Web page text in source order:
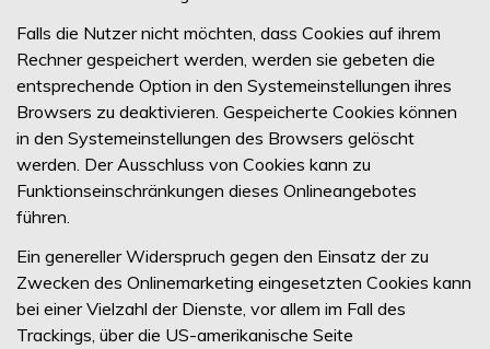
Falls die Nutzer nicht möchten, dass Cookies auf ihrem
Rechner gespeichert werden, werden sie gebeten die
entsprechende Option in den Systemeinstellungen ihres
Browsers zu deaktivieren. Gespeicherte Cookies können
in den Systemeinstellungen des Browsers gelöscht
werden. Der Ausschluss von Cookies kann zu
Funktionseinschränkungen dieses Onlineangebotes
führen.
Ein genereller Widerspruch gegen den Einsatz der zu
Zwecken des Onlinemarketing eingesetzten Cookies kann
bei einer Vielzahl der Dienste, vor allem im Fall des
Trackings, über die US-amerikanische Seite